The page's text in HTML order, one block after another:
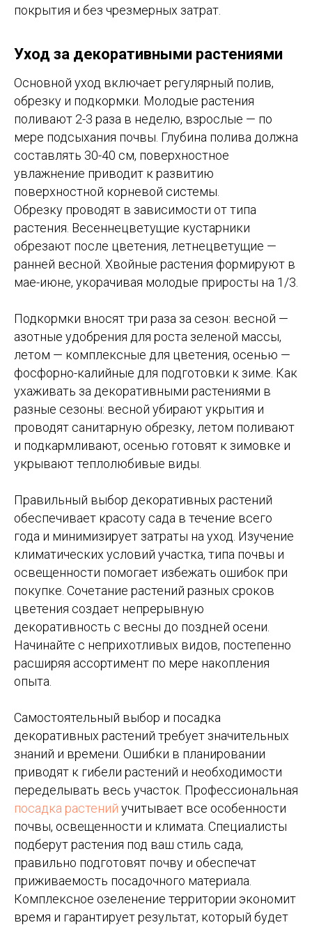
покрытия и без чрезмерных затрат.
Уход за декоративными растениями
Основной уход включает регулярный полив,
обрезку и подкормки. Молодые растения
поливают 2-3 раза в неделю, взрослые — по
мере подсыхания почвы. Глубина полива должна
составлять 30-40 см, поверхностное
увлажнение приводит к развитию
поверхностной корневой системы.
Обрезку проводят в зависимости от типа
растения. Весеннецветущие кустарники
обрезают после цветения, летнецветущие —
ранней весной. Хвойные растения формируют в
мае-июне, укорачивая молодые приросты на 1/3.
Подкормки вносят три раза за сезон: весной —
азотные удобрения для роста зеленой массы,
летом — комплексные для цветения, осенью —
фосфорно-калийные для подготовки к зиме. Как
ухаживать за декоративными растениями в
разные сезоны: весной убирают укрытия и
проводят санитарную обрезку, летом поливают
и подкармливают, осенью готовят к зимовке и
укрывают теплолюбивые виды.
Правильный выбор декоративных растений
обеспечивает красоту сада в течение всего
года и минимизирует затраты на уход. Изучение
климатических условий участка, типа почвы и
освещенности помогает избежать ошибок при
покупке. Сочетание растений разных сроков
цветения создает непрерывную
декоративность с весны до поздней осени.
Начинайте с неприхотливых видов, постепенно
расширяя ассортимент по мере накопления
опыта.
Самостоятельный выбор и посадка
декоративных растений требует значительных
знаний и времени. Ошибки в планировании
приводят к гибели растений и необходимости
переделывать весь участок. Профессиональная
посадка растений учитывает все особенности
почвы, освещенности и климата. Специалисты
подберут растения под ваш стиль сада,
правильно подготовят почву и обеспечат
приживаемость посадочного материала.
Комплексное озеленение территории экономит
время и гарантирует результат, который будет